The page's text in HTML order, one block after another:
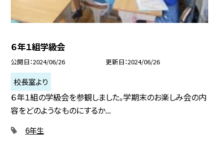
６年１組学級会
公開日 2024/06/26 更新日 2024/06/26
校長室より
６年１組の学級会を参観しました。学期末のお楽しみ会の内
容をどのようなものにするか...
6年生